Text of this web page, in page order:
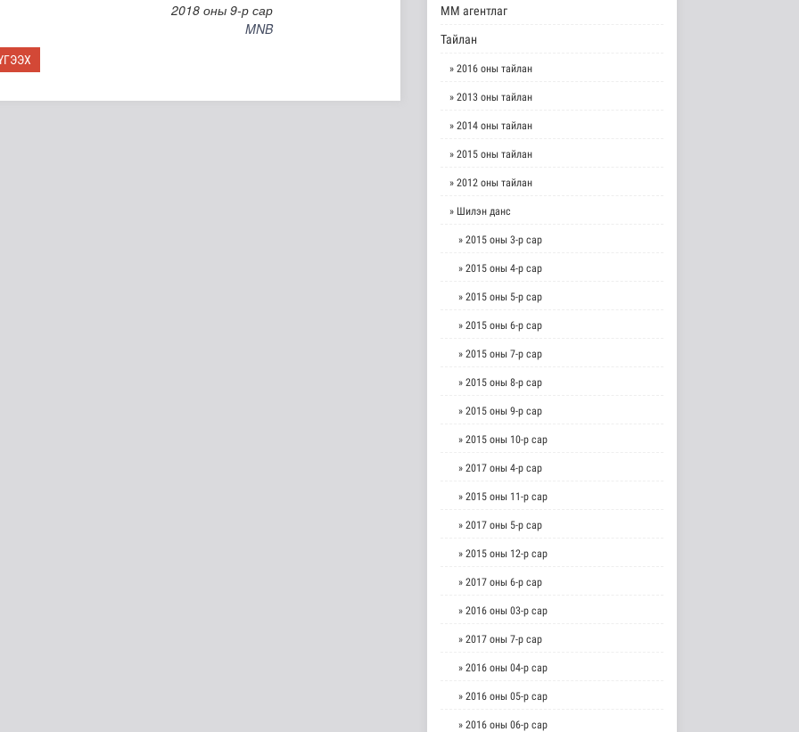
2018 оны 9-р сар
MNB
ММ агентлаг
Тайлан
» 2016 оны тайлан
» 2013 оны тайлан
» 2014 оны тайлан
» 2015 оны тайлан
» 2012 оны тайлан
» Шилэн данс
» 2015 оны 3-р сар
» 2015 оны 4-р сар
» 2015 оны 5-р сар
» 2015 оны 6-р сар
» 2015 оны 7-р сар
» 2015 оны 8-р сар
» 2015 оны 9-р сар
» 2015 оны 10-р сар
» 2017 оны 4-р сар
» 2015 оны 11-р сар
» 2017 оны 5-р сар
» 2015 оны 12-р сар
» 2017 оны 6-р сар
» 2016 оны 03-р сар
» 2017 оны 7-р сар
» 2016 оны 04-р сар
» 2016 оны 05-р сар
» 2016 оны 06-р сар